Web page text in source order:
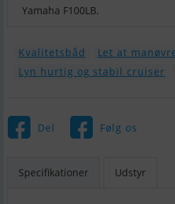
Kvalitetsbåd
Let at
Lyn hurtig og stabil cruiser
Del Følg os
Specifikationer Udstyr